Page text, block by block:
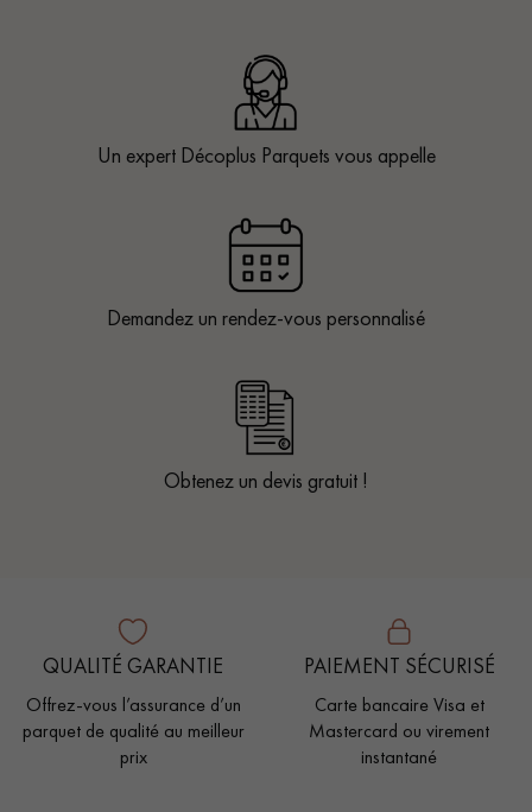
Un expert Décoplus Parquets vous appelle
Demandez un rendez-vous personnalisé
Obtenez un devis gratuit !
QUALITÉ GARANTIE
Offrez-vous l’assurance d’un
parquet de qualité au meilleur
prix
PAIEMENT SÉCURISÉ
Carte bancaire Visa et
Mastercard ou virement
instantané